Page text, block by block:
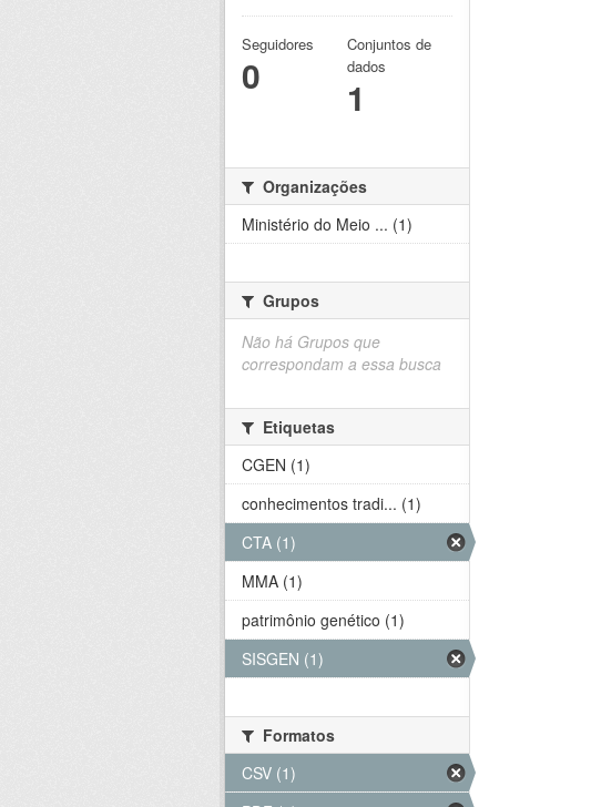
Seguidores
0
Conjuntos de
dados
1
Organizações
Ministério do Meio ... (1)
Grupos
Não há Grupos que
correspondam a essa busca
Etiquetas
CGEN (1)
conhecimentos tradi... (1)
CTA (1)
MMA (1)
patrimônio genético (1)
SISGEN (1)
Formatos
CSV (1)